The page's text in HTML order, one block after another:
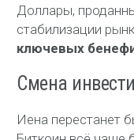
Доллары,
стабилизации
ключевых
Смена
Иена перестанет